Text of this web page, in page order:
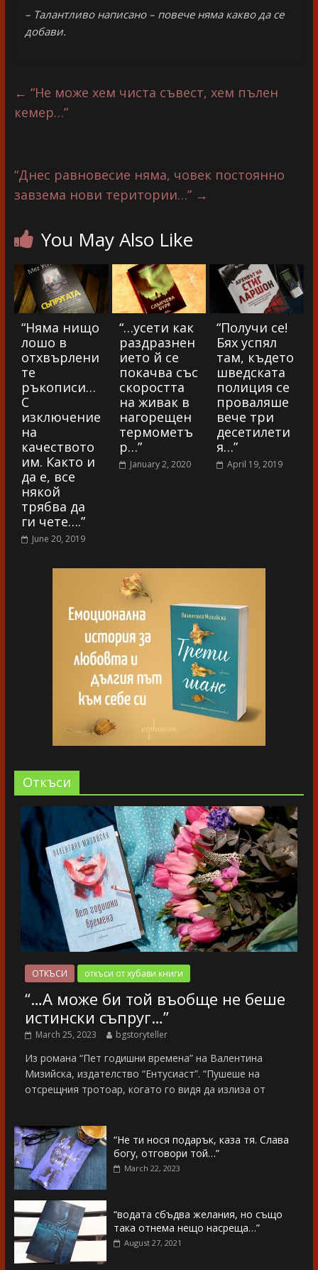
– Талантливо написано – повече няма какво да се
добави.
← “Не може хем чиста съвест, хем пълен
кемер…”
“Днес равновесие няма, човек постоянно
завзема нови територии…” →
You May Also Like
“Няма нищо
лошо в
отхвърлени
те
ръкописи…
С
изключение
на
качеството
им. Както и
да е, все
някой
трябва да
ги чете….”
June 20, 2019
“…усети как
раздразнен
ието й се
покачва със
скоростта
на живак в
нагорещен
термометъ
р…”
January 2, 2020
“Получи се!
Бях успял
там, където
шведската
полиция се
проваляше
вече три
десетилети
я…”
April 19, 2019
Oткъси
ОТКЪСИ откъси от хубави книги
“…А може би той въобще не беше
истински съпруг…”
March 25, 2023 bgstoryteller
Из романа “Пет годишни времена” на Валентина
Мизийска, издателство “Ентусиаст”. “Пушеше на
отсрещния тротоар, когато го видя да излиза от
“Не ти нося подарък, каза тя. Слава
богу, отговори той…”
March 22, 2023
“водата сбъдва желания, но също
така отнема нещо насреща…”
August 27, 2021